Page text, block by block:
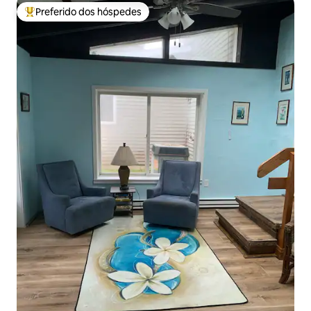
Entre os melhores preferidos dos hóspedes
Preferido dos hóspedes